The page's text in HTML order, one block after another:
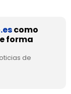
como
forma
de